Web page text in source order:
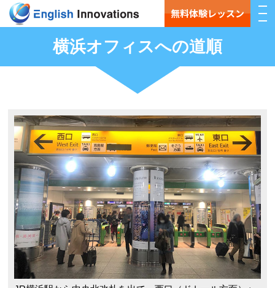
無料体験レッスン
横浜オフィスへの道順